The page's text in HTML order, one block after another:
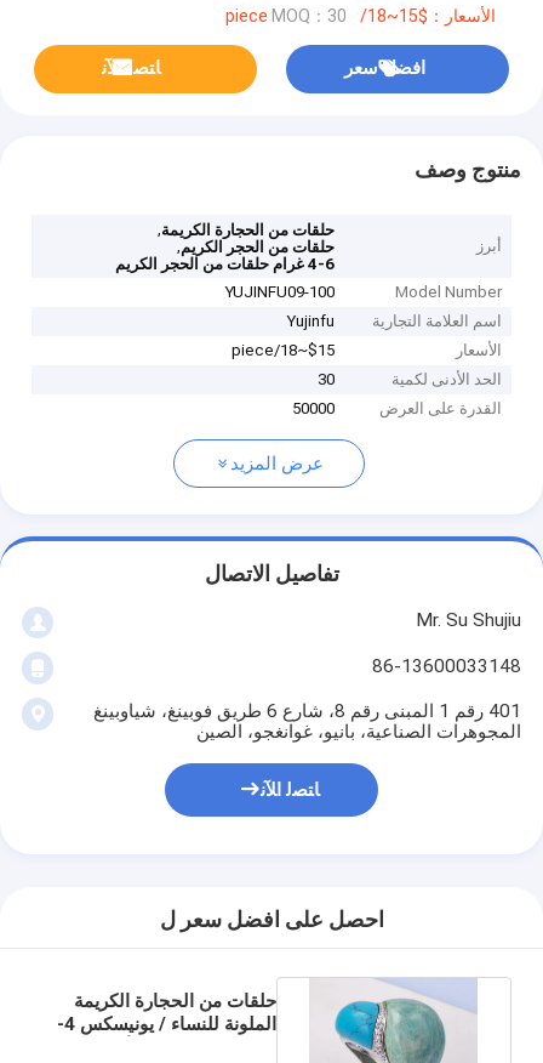
الأسعار：$15~18/piece MOQ：30
افضل سعر ﺎﺘﺼﻟ ﺍﻶﻧ
منتوج وصف
أبرز
حلقات من الحجارة الكريمة,
حلقات من الحجر الكريم,
4-6 غرام حلقات من الحجر الكريم
Model Number
YUJINFU09-100
اسم العلامة التجارية
Yujinfu
الأسعار
$15~18/piece
الحد الأدنى لكمية
30
القدرة على العرض
50000
عرض المزيد
تفاصيل الاتصال
Mr. Su Shujiu
86-13600033148
401 رقم 1 المبنى رقم 8، شارع 6 طريق فوبينغ، شياوبينغ
المجوهرات الصناعية، بانيو، غوانغجو، الصين
ﺎﺘﺼﻟ ﺍﻶﻧ
احصل على افضل سعر ل
حلقات من الحجارة الكريمة
الملونة للنساء / يونيسكس 4-